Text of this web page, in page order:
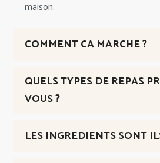
maison.
COMMENT CA MARCHE ?
QUELS TYPES DE REPAS
VOUS ?
LES INGREDIENTS SONT